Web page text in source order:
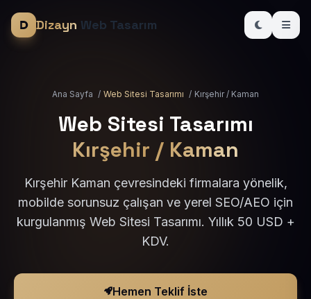
Dizayn Web Tasarım
Ana Sayfa / Web Sitesi Tasarımı / Kırşehir / Kaman
Web Sitesi Tasarımı
Kırşehir / Kaman
Kırşehir Kaman çevresindeki firmalara yönelik,
mobilde sorunsuz çalışan ve yerel SEO/AEO için
kurgulanmış Web Sitesi Tasarımı. Yıllık 50 USD +
KDV.
Hemen Teklif İste